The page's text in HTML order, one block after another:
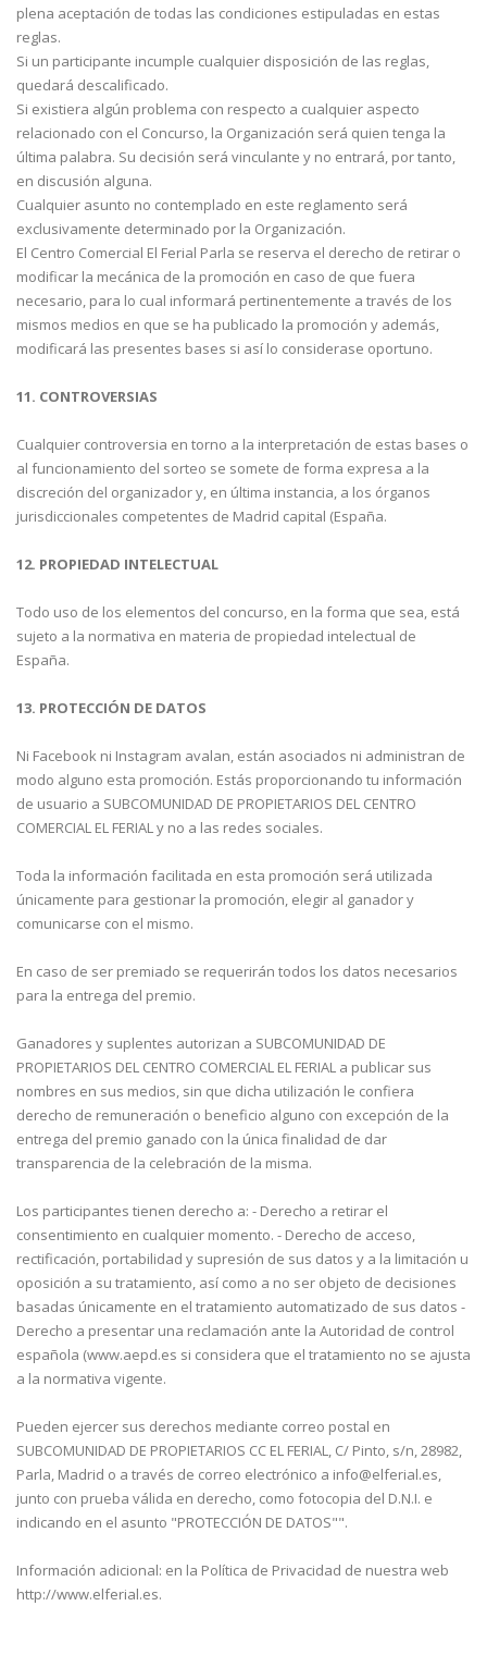
plena aceptación de todas las condiciones estipuladas en estas
reglas.
Si un participante incumple cualquier disposición de las reglas,
quedará descalificado.
Si existiera algún problema con respecto a cualquier aspecto
relacionado con el Concurso, la Organización será quien tenga la
última palabra. Su decisión será vinculante y no entrará, por tanto,
en discusión alguna.
Cualquier asunto no contemplado en este reglamento será
exclusivamente determinado por la Organización.
El Centro Comercial El Ferial Parla se reserva el derecho de retirar o
modificar la mecánica de la promoción en caso de que fuera
necesario, para lo cual informará pertinentemente a través de los
mismos medios en que se ha publicado la promoción y además,
modificará las presentes bases si así lo considerase oportuno.
11. CONTROVERSIAS
Cualquier controversia en torno a la interpretación de estas bases o
al funcionamiento del sorteo se somete de forma expresa a la
discreción del organizador y, en última instancia, a los órganos
jurisdiccionales competentes de Madrid capital (España.
12. PROPIEDAD INTELECTUAL
Todo uso de los elementos del concurso, en la forma que sea, está
sujeto a la normativa en materia de propiedad intelectual de
España.
13. PROTECCIÓN DE DATOS
Ni Facebook ni Instagram avalan, están asociados ni administran de
modo alguno esta promoción. Estás proporcionando tu información
de usuario a SUBCOMUNIDAD DE PROPIETARIOS DEL CENTRO
COMERCIAL EL FERIAL y no a las redes sociales.
Toda la información facilitada en esta promoción será utilizada
únicamente para gestionar la promoción, elegir al ganador y
comunicarse con el mismo.
En caso de ser premiado se requerirán todos los datos necesarios
para la entrega del premio.
Ganadores y suplentes autorizan a SUBCOMUNIDAD DE
PROPIETARIOS DEL CENTRO COMERCIAL EL FERIAL a publicar sus
nombres en sus medios, sin que dicha utilización le confiera
derecho de remuneración o beneficio alguno con excepción de la
entrega del premio ganado con la única finalidad de dar
transparencia de la celebración de la misma.
Los participantes tienen derecho a: - Derecho a retirar el
consentimiento en cualquier momento. - Derecho de acceso,
rectificación, portabilidad y supresión de sus datos y a la limitación u
oposición a su tratamiento, así como a no ser objeto de decisiones
basadas únicamente en el tratamiento automatizado de sus datos -
Derecho a presentar una reclamación ante la Autoridad de control
española (www.aepd.es si considera que el tratamiento no se ajusta
a la normativa vigente.
Pueden ejercer sus derechos mediante correo postal en
SUBCOMUNIDAD DE PROPIETARIOS CC EL FERIAL, C/ Pinto, s/n, 28982,
Parla, Madrid o a través de correo electrónico a info@elferial.es,
junto con prueba válida en derecho, como fotocopia del D.N.I. e
indicando en el asunto "PROTECCIÓN DE DATOS"".
Información adicional: en la Política de Privacidad de nuestra web
http://www.elferial.es.